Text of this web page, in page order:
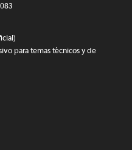
para temas técnicos y de